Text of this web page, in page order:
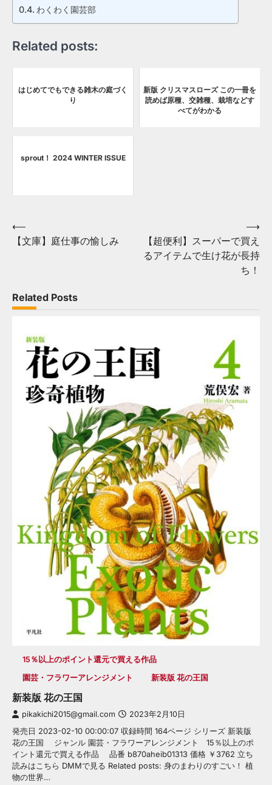
わくわく園芸部
Related posts:
はじめてでもできる雑木の庭づく
り
新版 クリスマスローズ この一冊を
読めば原種、交雑種、栽培などす
べてがわかる
sprout！ 2024 WINTER ISSUE
Post
navigation
⟵
【文庫】庭仕事の愉しみ
【超便利】スーパーで買え
るアイテムで生け花が長持
ち！
⟶
Related Posts
15％以上のポイント還元で買える作品
園芸・フラワーアレンジメント
新装版 花の王国
新装版 花の王国
pikakichi2015@gmail.com 2023年2月10日
発売日 2023-02-10 00:00:07 収録時間 164ページ シリーズ 新装版
花の王国 ジャンル 園芸・フラワーアレンジメント 15％以上のポ
イント還元で買える作品 品番 b870aheib01313 価格 ￥3762 立ち
読みはこちら DMMで見る Related posts: 身のまわりのすごい！ 植
物の世界…